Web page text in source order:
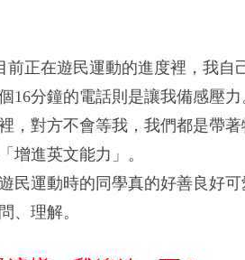
前正在遊民運動的進度裡，我自
16分鐘的電話則是讓我備感壓力
，對方不會等我 ，我們都是帶
增進英文能力」。
民運動時的同學真的好善良好可
、理解。